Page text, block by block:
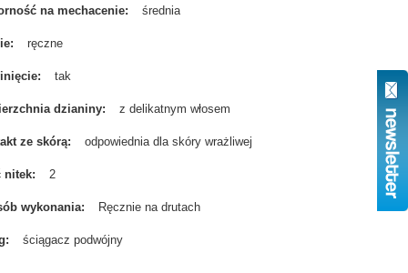
na mechacenie średnia
ręczne
tak
dzianiny z delikatnym włosem
ze skórą odpowiednia dla skóry wrażliwej
nitek 2
wykonania Ręcznie na drutach
ściągacz podwójny